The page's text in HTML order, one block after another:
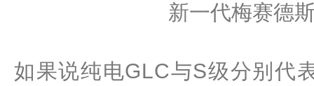
新一代梅赛德
如果说纯电GLC与S级分别代